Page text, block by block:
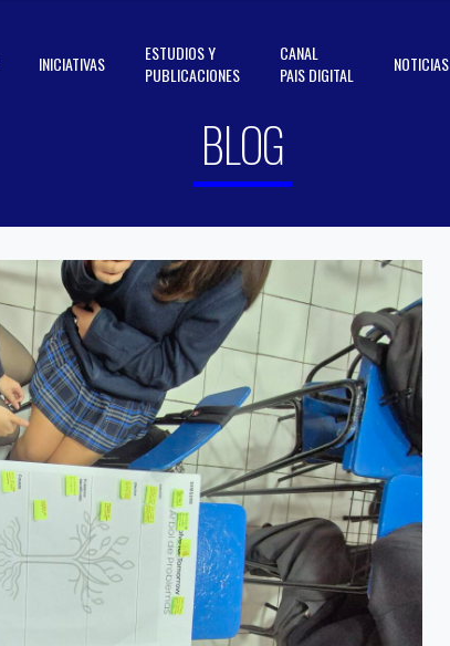
INICIATIVAS
ESTUDIOS Y
PUBLICACIONES
CANAL
PAIS DIGITAL
NOTICIAS
BLOG